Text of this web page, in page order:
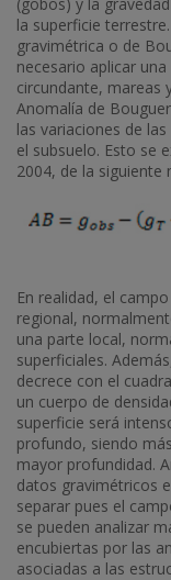
la superficie
gravimétrica o de
necesario aplicar
circundante, mareas
Anomalía de
las variaciones de
el subsuelo. Esto se
2004, de la siguiente
En realidad, el
regional,
una parte local,
superficiales.
decrece con el
un cuerpo de
superficie será
profundo, siendo
mayor profundidad.
datos gravimétricos
separar pues el
se pueden analizar
encubiertas por las
asociadas a las